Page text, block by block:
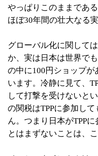
やっぱりこのままであ
ほぼ30年間の壮大なる
グローバル化に関して
か、実は日本は世界で
の中に100円ショップ
います。冷静に見て、
して打撃を受けないと
の関税はTPPに参加し
ん。つまり日本がTPP
とはまずないことは、